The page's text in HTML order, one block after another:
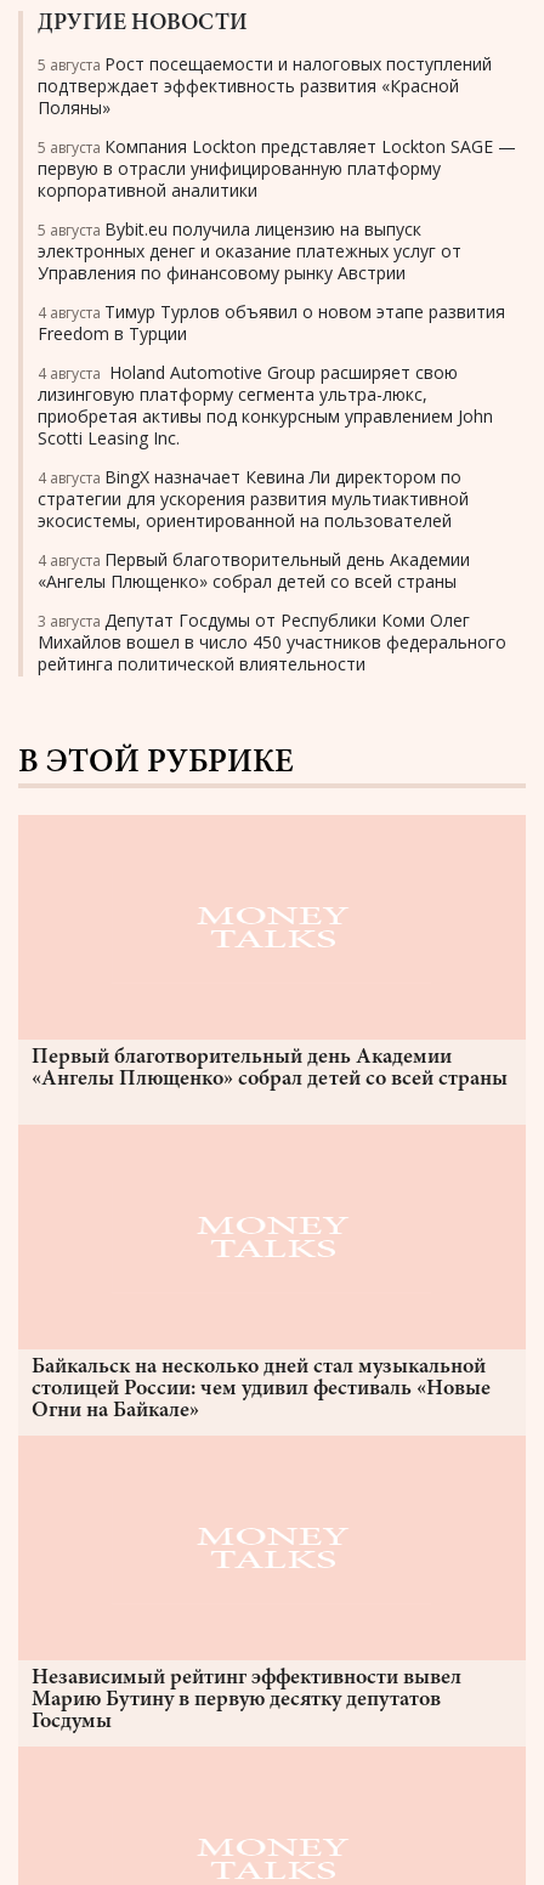
ДРУГИЕ НОВОСТИ
5 августа Рост посещаемости и налоговых поступлений
подтверждает эффективность развития «Красной
Поляны»
5 августа Компания Lockton представляет Lockton SAGE —
первую в отрасли унифицированную платформу
корпоративной аналитики
5 августа Bybit.eu получила лицензию на выпуск
электронных денег и оказание платежных услуг от
Управления по финансовому рынку Австрии
4 августа Тимур Турлов объявил о новом этапе развития
Freedom в Турции
4 августа Holand Automotive Group расширяет свою
лизинговую платформу сегмента ультра-люкс,
приобретая активы под конкурсным управлением John
Scotti Leasing Inc.
4 августа BingX назначает Кевина Ли директором по
стратегии для ускорения развития мультиактивной
экосистемы, ориентированной на пользователей
4 августа Первый благотворительный день Академии
«Ангелы Плющенко» собрал детей со всей страны
3 августа Депутат Госдумы от Республики Коми Олег
Михайлов вошел в число 450 участников федерального
рейтинга политической влиятельности
В ЭТОЙ РУБРИКЕ
Первый благотворительный день Академии
«Ангелы Плющенко» собрал детей со всей страны
Байкальск на несколько дней стал музыкальной
столицей России: чем удивил фестиваль «Новые
Огни на Байкале»
Независимый рейтинг эффективности вывел
Марию Бутину в первую десятку депутатов
Госдумы